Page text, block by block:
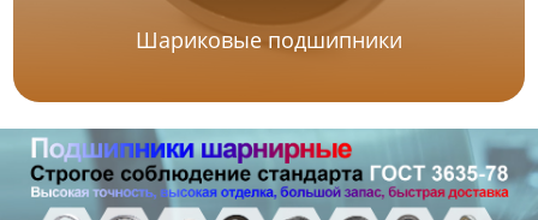
Шариковые подшипники